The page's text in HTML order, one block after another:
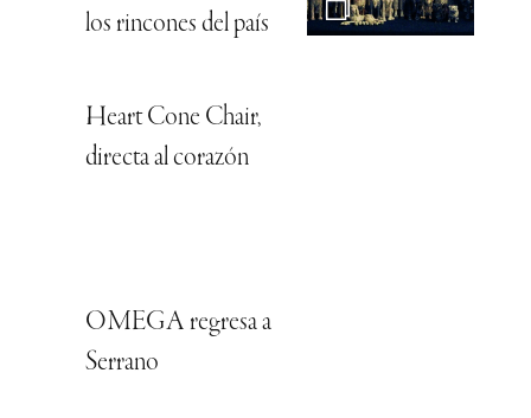
los rincones del país
Heart Cone Chair,
directa al corazón
OMEGA regresa a
Serrano